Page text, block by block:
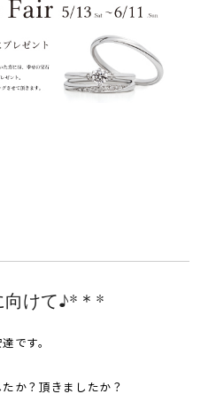
向けて♪*＊*
です。
か？頂きましたか？